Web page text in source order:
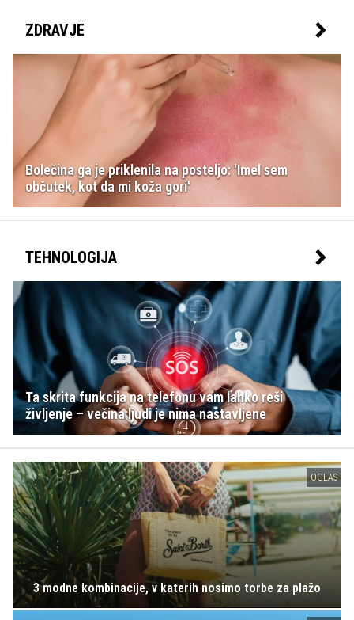
ZDRAVJE
Bolečina ga je priklenila na posteljo: 'Imel sem
občutek, kot da mi koža gori'
TEHNOLOGIJA
Ta skrita funkcija na telefonu vam lahko reši
življenje – večina ljudi je nima nastavljene
OGLAS
3 modne kombinacije, v katerih nosimo torbe za plažo